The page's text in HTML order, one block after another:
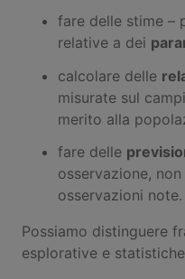
fare delle stime –
relative a dei
calcolare delle
misurate sul
merito alla
fare delle
osservazione,
osservazioni note.
Possiamo distinguere
esplorative e